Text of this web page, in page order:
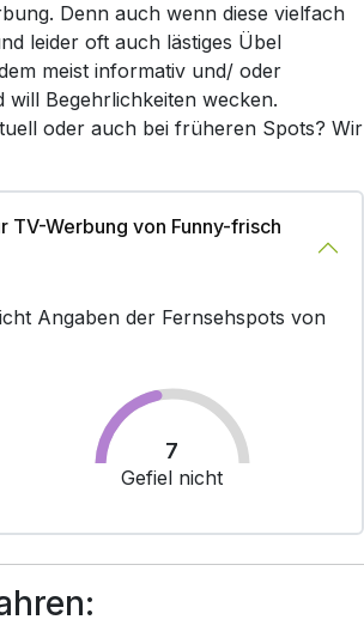
Denn auch wenn diese vielfach
leider oft auch lästiges Übel
meist informativ und/ oder
Begehrlichkeiten wecken.
oder auch bei früheren Spots? Wir
TV-Werbung von Funny-frisch
Angaben der Fernsehspots von
7
Gefiel nicht